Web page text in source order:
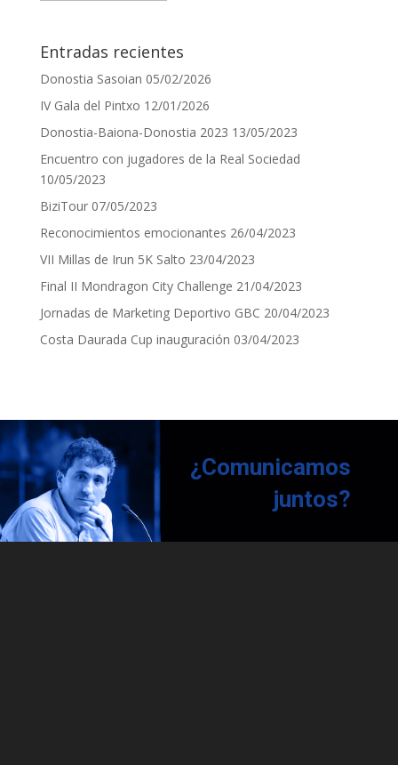
Entradas recientes
Donostia Sasoian 05/02/2026
IV Gala del Pintxo 12/01/2026
Donostia-Baiona-Donostia 2023 13/05/2023
Encuentro con jugadores de la Real Sociedad
10/05/2023
BiziTour 07/05/2023
Reconocimientos emocionantes 26/04/2023
VII Millas de Irun 5K Salto 23/04/2023
Final II Mondragon City Challenge 21/04/2023
Jornadas de Marketing Deportivo GBC 20/04/2023
Costa Daurada Cup inauguración 03/04/2023
¿Comunicamos
juntos?